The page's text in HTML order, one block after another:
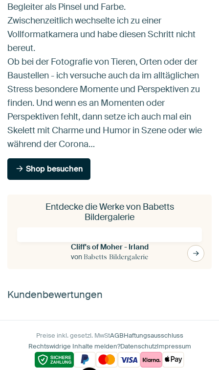
Begleiter als Pinsel und Farbe.
Zwischenzeitlich wechselte ich zu einer
Vollformatkamera und habe diesen Schritt nicht
bereut.
Ob bei der Fotografie von Tieren, Orten oder der
Baustellen - ich versuche auch da im alltäglichen
Stress besondere Momente und Perspektiven zu
finden. Und wenn es an Momenten oder
Perspektiven fehlt, dann setze ich auch mal ein
Skelett mit Charme und Humor in Szene oder wie
während der Corona…
Shop besuchen
Entdecke die Werke von Babetts
Bildergalerie
Cliff's of Moher - Irland
von Babetts Bildergalerie
Kundenbewertungen
Preise inkl. gesetzl. MwStAGBHaftungsausschluss
Rechtswidrige Inhalte melden?DatenschutzImpressum